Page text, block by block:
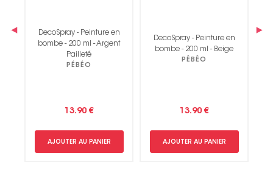
DecoSpray - Peinture en
bombe - 200 ml - Argent
Pailleté
PÉBÉO
13.90 €
AJOUTER AU PANIER
DecoSpray - Peinture en
bombe - 200 ml - Beige
PÉBÉO
13.90 €
AJOUTER AU PANIER
‹ ›